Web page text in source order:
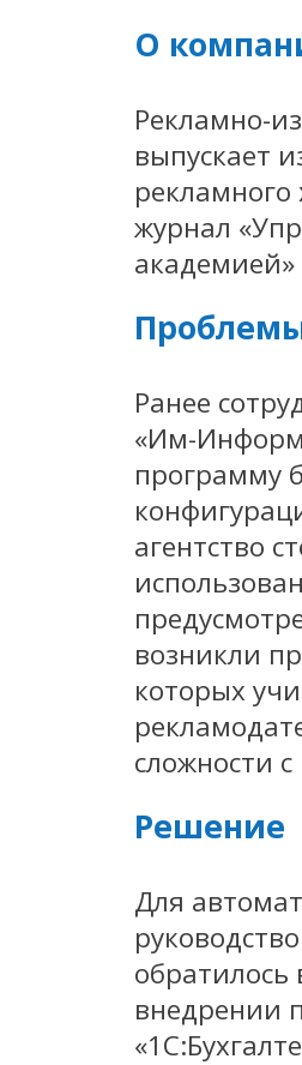
О
Рекламно-
выпускает
рекламного
журнал
Ранее
«Им-
программу
агентство
возникли
которых
сложности
Решение
Для
внедрении